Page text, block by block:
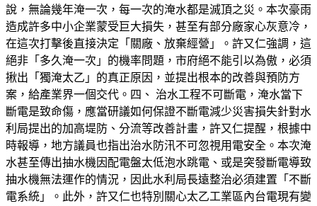
說，無論幾年淹一次，每一次的淹水都是滅頂之災。本次豪雨
造成許多中小企業蒙受巨大損失，甚至有部分廠家心灰意冷，
在這次打擊後直接決定「關廠、放棄經營」。許又仁強調，這
絕非「多久淹一次」的機率問題，市府絕不能引以為傲，必須
揪出「獨淹太乙」的真正原因，並提出根本的改善與預防方
案，給產業界一個交代。四、 治水工程不可斷電，淹水當下
斷電是致命傷，應當研議如何保證不斷電減少災害損失針對水
利局提出的加高堤防、分流等改善計畫，許又仁提醒，根據中
時報導，地方議員也指出治水防汛不可忽視用電安全。本次淹
水甚至傳出抽水機因配電盤太低泡水跳電、或是突發斷電導致
抽水機無法運作的情況，因此水利局長遠整治必須建置「不斷
電系統」。此外，許又仁也特別關心太乙工業區內台電現有變